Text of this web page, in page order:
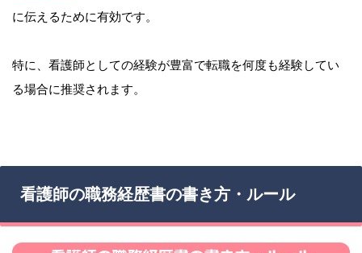
に伝えるために有効です。
特に、看護師としての経験が豊富で転職を何度も経験してい
る場合に推奨されます。
看護師の職務経歴書の書き方・ルール